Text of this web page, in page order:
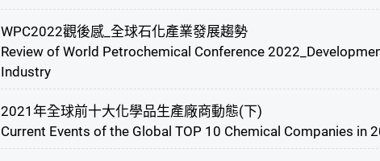
WPC2022觀後感_全球石化產業發展趨勢
Review of World Petrochemical Conference
Industry
2021年全球前十大化學品生產廠商動態(下)
Current Events of the Global TOP 10 Chemical Companies in